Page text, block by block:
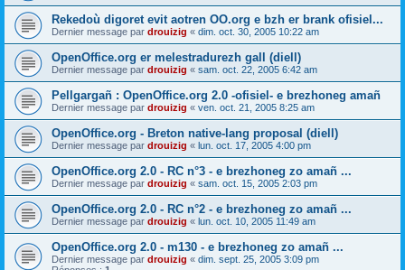
Rekedoù digoret evit aotren OO.org e bzh er brank ofisiel...
Dernier message par drouizig « dim. oct. 30, 2005 10:22 am
OpenOffice.org er melestradurezh gall (diell)
Dernier message par drouizig « sam. oct. 22, 2005 6:42 am
Pellgargañ : OpenOffice.org 2.0 -ofisiel- e brezhoneg amañ
Dernier message par drouizig « ven. oct. 21, 2005 8:25 am
OpenOffice.org - Breton native-lang proposal (diell)
Dernier message par drouizig « lun. oct. 17, 2005 4:00 pm
OpenOffice.org 2.0 - RC n°3 - e brezhoneg zo amañ ...
Dernier message par drouizig « sam. oct. 15, 2005 2:03 pm
OpenOffice.org 2.0 - RC n°2 - e brezhoneg zo amañ ...
Dernier message par drouizig « lun. oct. 10, 2005 11:49 am
OpenOffice.org 2.0 - m130 - e brezhoneg zo amañ ...
Dernier message par drouizig « dim. sept. 25, 2005 3:09 pm